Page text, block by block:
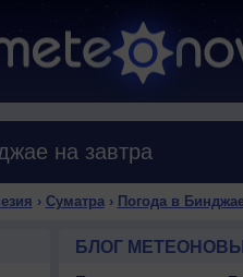
на завтра
› Суматра› Погода в
БЛОГ МЕТЕОНОВЫ